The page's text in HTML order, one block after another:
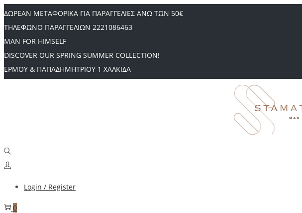
ΔΩΡΕΑΝ ΜΕΤΑΦΟΡΙΚΑ ΓΙΑ ΠΑΡΑΓΓΕΛΙΕΣ ΑΝΩ ΤΩΝ 50€
ΤΗΛΕΦΩΝΟ ΠΑΡΑΓΓΕΛΙΩΝ 2221086463
MAN FOR HIMSELF
DISCOVER OUR SPRING SUMMER COLLECTION!
ΕΡΜΟΥ & ΠΑΠΑΔΗΜΗΤΡΙΟΥ 1 ΧΑΛΚΙΔΑ
Login / Register
0